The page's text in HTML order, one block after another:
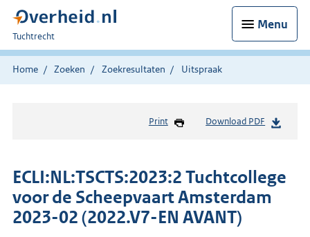
Menu
U
bent
hier:
Tuchtrecht
Home Zoeken Zoekresultaten Uitspraak
Print Download PDF
ECLI:NL:TSCTS:2023:2 Tuchtcollege
voor de Scheepvaart Amsterdam
2023-02 (2022.V7-EN AVANT)